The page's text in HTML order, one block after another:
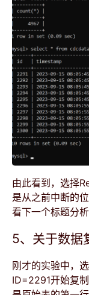
由此看到，选择
是从之前中断的
看下一个标题分析
5、关于数据
刚才的实验中，
ID=2291开始复